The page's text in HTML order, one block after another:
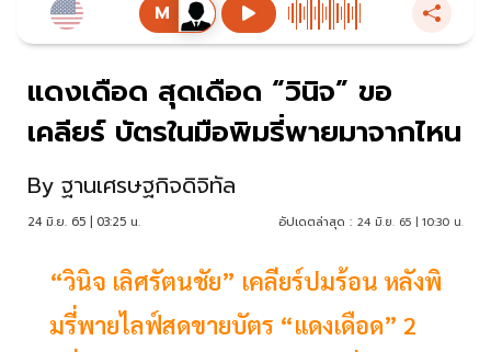
แดงเดือด สุดเดือด “วินิจ” ขอ
เคลียร์ บัตรในมือพิมรี่พายมาจากไหน
By ฐานเศรษฐกิจดิจิทัล
24 มิ.ย. 65 | 03:25 น. อัปเดตล่าสุด : 24 มิ.ย. 65 | 10:30 น.
“วินิจ เลิศรัตนชัย” เคลียร์ปมร้อน หลังพิ
มรี่พายไลฟ์สดขายบัตร “แดงเดือด” 2